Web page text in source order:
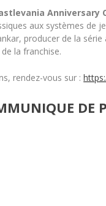
Anniversary
aux systèmes de
producer de la
la franchise.
rendez-vous sur :
DE